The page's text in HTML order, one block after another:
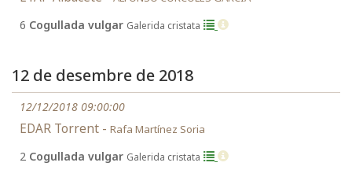
6 Cogullada vulgar Galerida cristata
12 de desembre de 2018
12/12/2018 09:00:00
EDAR Torrent - Rafa Martínez Soria
2 Cogullada vulgar Galerida cristata